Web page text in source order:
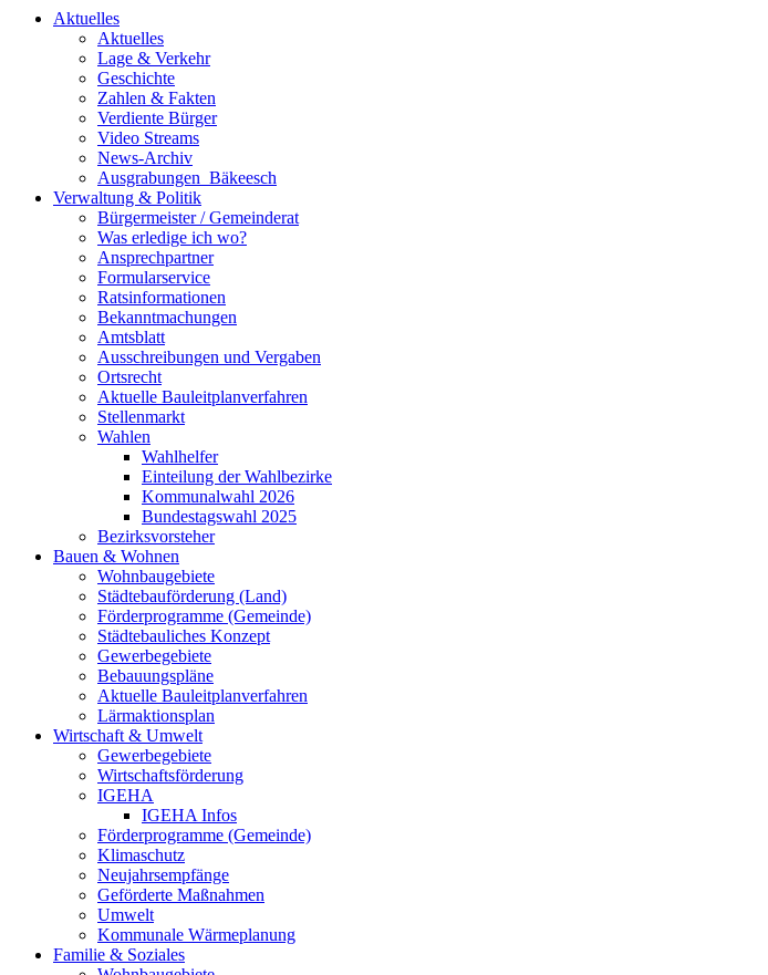
Aktuelles
Aktuelles
Lage & Verkehr
Geschichte
Zahlen & Fakten
Verdiente Bürger
Video Streams
News-Archiv
Ausgrabungen_Bäkeesch
Verwaltung & Politik
Bürgermeister / Gemeinderat
Was erledige ich wo?
Ansprechpartner
Formularservice
Ratsinformationen
Bekanntmachungen
Amtsblatt
Ausschreibungen und Vergaben
Ortsrecht
Aktuelle Bauleitplanverfahren
Stellenmarkt
Wahlen
Wahlhelfer
Einteilung der Wahlbezirke
Kommunalwahl 2026
Bundestagswahl 2025
Bezirksvorsteher
Bauen & Wohnen
Wohnbaugebiete
Städtebauförderung (Land)
Förderprogramme (Gemeinde)
Städtebauliches Konzept
Gewerbegebiete
Bebauungspläne
Aktuelle Bauleitplanverfahren
Lärmaktionsplan
Wirtschaft & Umwelt
Gewerbegebiete
Wirtschaftsförderung
IGEHA
IGEHA Infos
Förderprogramme (Gemeinde)
Klimaschutz
Neujahrsempfänge
Geförderte Maßnahmen
Umwelt
Kommunale Wärmeplanung
Familie & Soziales